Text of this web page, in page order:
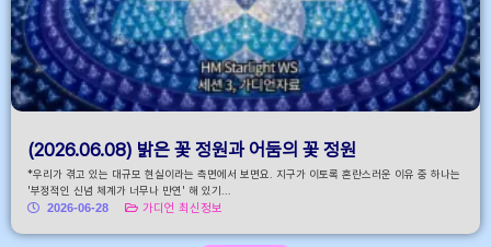
(2026.06.08) 밝은 꽃 정원과 어둠의 꽃 정원
*우리가 겪고 있는 대규모 현실이라는 측면에서 보면요. 지구가 이토록 혼란스러운 이유 중 하나는
'부정적인 신념 체계가 너무나 만연' 해 있기...
2026-06-28
가디언 최신정보